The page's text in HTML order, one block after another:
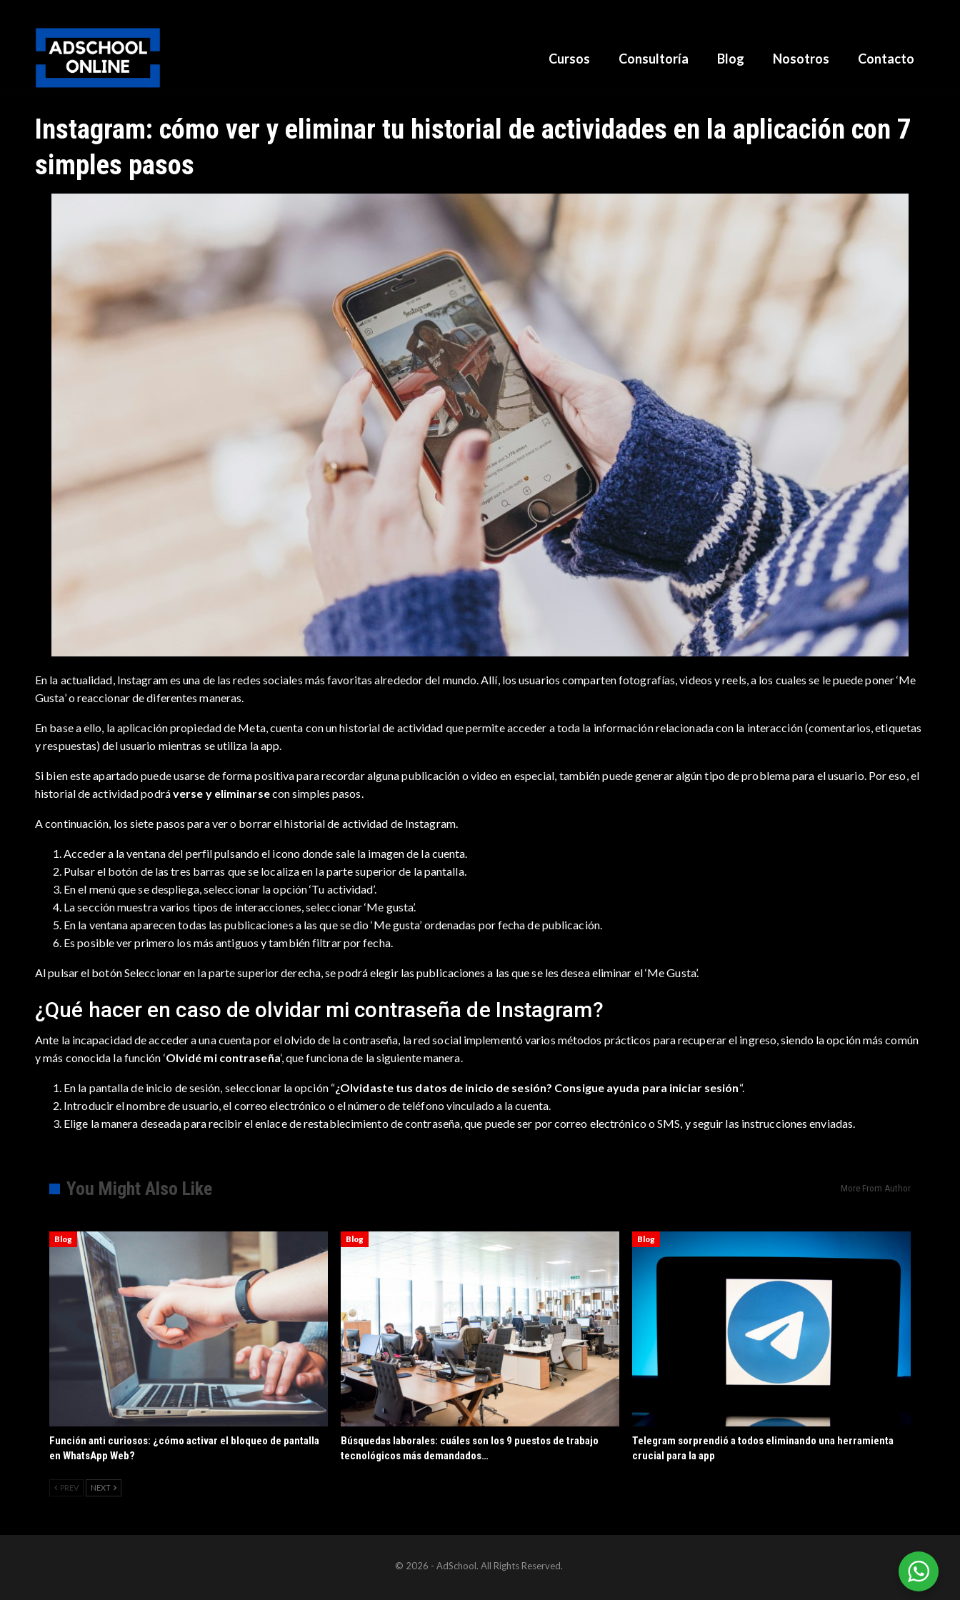
Cursos Consultoría Blog Nosotros Contacto
Instagram: cómo ver y eliminar tu historial de actividades en la aplicación con 7
simples pasos
En la actualidad, Instagram es una de las redes sociales más favoritas alrededor del mundo. Allí, los usuarios comparten fotografías, videos y reels, a los cuales se le puede poner ‘Me
Gusta’ o reaccionar de diferentes maneras.
En base a ello, la aplicación propiedad de Meta, cuenta con un historial de actividad que permite acceder a toda la información relacionada con la interacción (comentarios, etiquetas
y respuestas) del usuario mientras se utiliza la app.
Si bien este apartado puede usarse de forma positiva para recordar alguna publicación o video en especial, también puede generar algún tipo de problema para el usuario. Por eso, el
historial de actividad podráverse y eliminarsecon simples pasos.
A continuación, los siete pasos para ver o borrar el historial de actividad de Instagram.
Acceder a la ventana del perfil pulsando el icono donde sale la imagen de la cuenta.
Pulsar el botón de las tres barras que se localiza en la parte superior de la pantalla.
En el menú que se despliega, seleccionar la opción ‘Tu actividad’.
La sección muestra varios tipos de interacciones, seleccionar ‘Me gusta’.
En la ventana aparecen todas las publicaciones a las que se dio ‘Me gusta’ ordenadas por fecha de publicación.
Es posible ver primero los más antiguos y también filtrar por fecha.
Al pulsar el botón Seleccionar en la parte superior derecha, se podrá elegir las publicaciones a las que se les desea eliminar el ‘Me Gusta’.
¿Qué hacer en caso de olvidar mi contraseña de Instagram?
Ante la incapacidad de acceder a una cuenta por el olvido de la contraseña, la red social implementó varios métodos prácticos para recuperar el ingreso, siendo la opción más común
y más conocida la función ‘Olvidé mi contraseña‘, que funciona de la siguiente manera.
En la pantalla de inicio de sesión, seleccionar la opción “¿Olvidaste tus datos de inicio de sesión? Consigue ayuda para iniciar sesión“.
Introducir el nombre de usuario, el correo electrónico o el número de teléfono vinculado a la cuenta.
Elige la manera deseada para recibir el enlace de restablecimiento de contraseña, que puede ser por correo electrónico o SMS, y seguir las instrucciones enviadas.
You Might Also Like More From Author
Blog
Función anti curiosos: ¿cómo activar el bloqueo de pantalla
en WhatsApp Web?
Blog
Búsquedas laborales: cuáles son los 9 puestos de trabajo
tecnológicos más demandados…
Blog
Telegram sorprendió a todos eliminando una herramienta
crucial para la app
PREV NEXT
© 2026 - AdSchool. All Rights Reserved.